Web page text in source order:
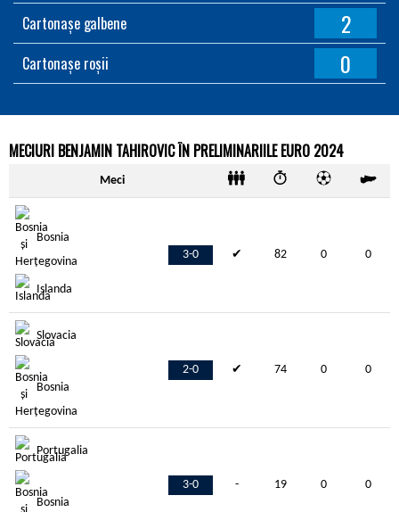
Cartonașe galbene 2
Cartonașe roșii 0
MECIURI BENJAMIN TAHIROVIC ÎN PRELIMINARIILE EURO 2024
Meci
Bosnia
3-0
Islanda
✔ 82 0 0
Slovacia
2-0
Bosnia
✔ 74 0 0
Portugalia
3-0
Bosnia
- 19 0 0